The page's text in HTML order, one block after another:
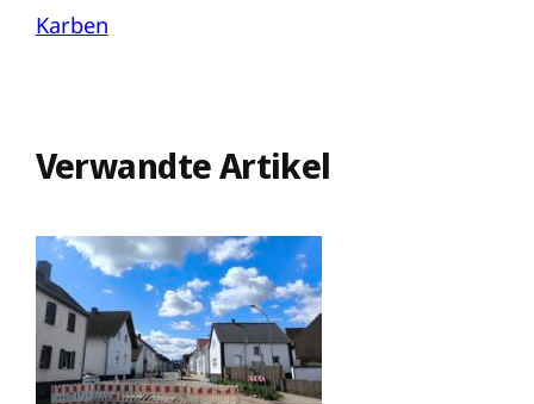
Karben
Verwandte Artikel